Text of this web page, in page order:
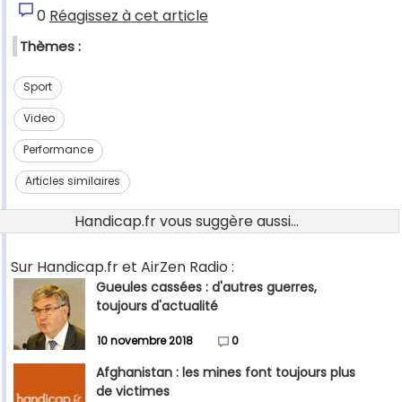
0 Réagissez à cet article
Thèmes :
Sport
Video
Performance
Articles similaires
Handicap.fr vous suggère aussi...
Sur Handicap.fr et AirZen Radio :
Gueules cassées : d'autres guerres,
toujours d'actualité
10 novembre 2018 0
Afghanistan : les mines font toujours plus
de victimes